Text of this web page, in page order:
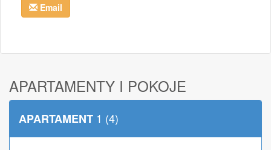
Email
APARTAMENTY I POKOJE
APARTAMENT 1 (4)